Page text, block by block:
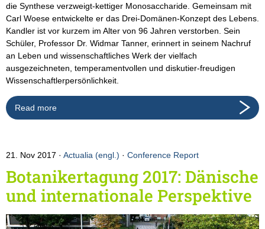
die Synthese verzweigt-kettiger Monosaccharide. Gemeinsam mit
Carl Woese entwickelte er das Drei-Domänen-Konzept des Lebens.
Kandler ist vor kurzem im Alter von 96 Jahren verstorben. Sein
Schüler, Professor Dr. Widmar Tanner, erinnert in seinem Nachruf
an Leben und wissenschaftliches Werk der vielfach
ausgezeichneten, temperamentvollen und diskutier-freudigen
Wissenschaftlerpersönlichkeit.
Read more
21. Nov 2017 Actualia (engl.) · Conference Report
Botanikertagung 2017: Dänische
und internationale Perspektive